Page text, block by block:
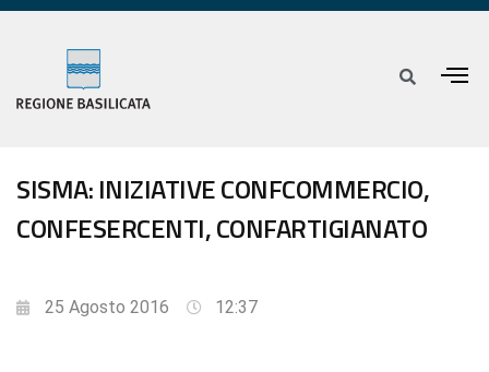
SISMA: INIZIATIVE CONFCOMMERCIO,
CONFESERCENTI, CONFARTIGIANATO
25 Agosto 2016 12:37